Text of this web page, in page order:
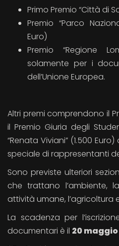
Primo Premio “Città di
Premio “Parco
Euro)
Premio “Regione
solamente per i
dell’Unione Europea.
Altri premi comprendono il
il Premio Giuria degli
“Renata Viviani” (1.500
speciale di rappresentanti
Sono previste ulteriori
che trattano l’ambiente,
attività umane, l’agricoltura
La scadenza per
documentari è il 20 maggio